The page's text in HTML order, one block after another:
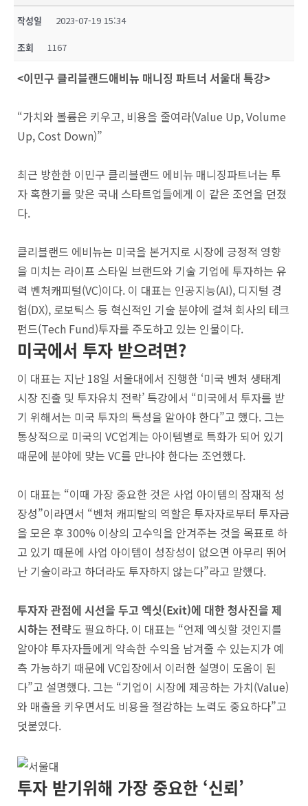
작성일 2023-07-19 15:34
조회 1167
<이민구 클리블랜드애비뉴 매니징 파트너 서울대 특강>
“가치와 볼륨은 키우고, 비용을 줄여라(Value Up, Volume
Up, Cost Down)”
최근 방한한 이민구 클리블랜드 에비뉴 매니징파트너는 투
자 혹한기를 맞은 국내 스타트업들에게 이 같은 조언을 던졌
다.
클리블랜드 에비뉴는 미국을 본거지로 시장에 긍정적 영향
을 미치는 라이프 스타일 브랜드와 기술 기업에 투자하는 유
력 벤처캐피털(VC)이다. 이 대표는 인공지능(AI), 디지털 경
험(DX), 로보틱스 등 혁신적인 기술 분야에 걸쳐 회사의 테크
펀드(Tech Fund)투자를 주도하고 있는 인물이다.
미국에서 투자 받으려면?
이 대표는 지난 18일 서울대에서 진행한 ‘미국 벤처 생태계
시장 진출 및 투자유치 전략’ 특강에서 “미국에서 투자를 받
기 위해서는 미국 투자의 특성을 알아야 한다”고 했다. 그는
통상적으로 미국의 VC업계는 아이템별로 특화가 되어 있기
때문에 분야에 맞는 VC를 만나야 한다는 조언했다.
이 대표는 “이때 가장 중요한 것은 사업 아이템의 잠재적 성
장성”이라면서 “벤처 캐피탈의 역할은 투자자로부터 투자금
을 모은 후 300% 이상의 고수익을 안겨주는 것을 목표로 하
고 있기 때문에 사업 아이템이 성장성이 없으면 아무리 뛰어
난 기술이라고 하더라도 투자하지 않는다”라고 말했다.
투자자 관점에 시선을 두고 엑싯(Exit)에 대한 청사진을 제
시하는 전략도 필요하다. 이 대표는 “언제 엑싯할 것인지를
알아야 투자자들에게 약속한 수익을 남겨줄 수 있는지가 예
측 가능하기 때문에 VC입장에서 이러한 설명이 도움이 된
다”고 설명했다. 그는 “기업이 시장에 제공하는 가치(Value)
와 매출을 키우면서도 비용을 절감하는 노력도 중요하다”고
덧붙였다.
투자 받기위해 가장 중요한 ‘신뢰’